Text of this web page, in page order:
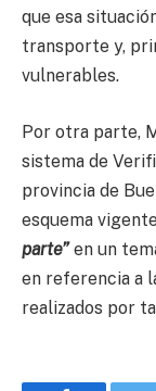
que esa
transporte y,
vulnerables.
Por otra parte,
sistema de
provincia de
esquema
parte”en un
en referencia a
realizados por